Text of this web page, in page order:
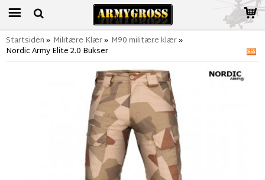
Startsiden» Militære Klær» M90 militære klær»
Nordic Army Elite 2.0 Bukser